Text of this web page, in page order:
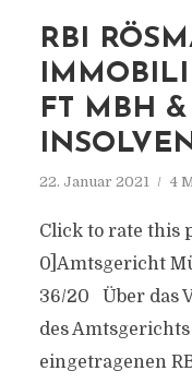
RBI
FT MBH &
22. Januar 2021 4
Click to rate this
0]Amtsgericht
36/20 Über das
des
eingetragenen